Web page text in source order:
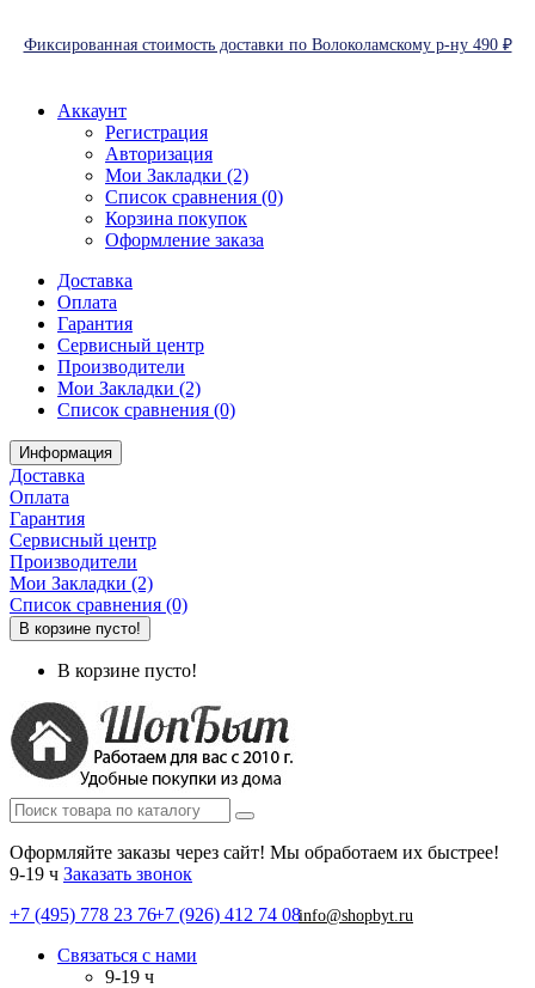
Фиксированная стоимость доставки по Волоколамскому р-ну 490 ₽
Аккаунт
Регистрация
Авторизация
Мои Закладки (2)
Список сравнения (0)
Корзина покупок
Оформление заказа
Доставка
Оплата
Гарантия
Сервисный центр
Производители
Мои Закладки (2)
Список сравнения (0)
Информация
Доставка
Оплата
Гарантия
Сервисный центр
Производители
Мои Закладки (2)
Список сравнения (0)
В корзине пусто!
В корзине пусто!
Оформляйте заказы через сайт! Мы обработаем их быстрее!
9-19 ч Заказать звонок
+7 (495) 778 23 76+7 (926) 412 74 08info@shopbyt.ru
Связаться с нами
9-19 ч